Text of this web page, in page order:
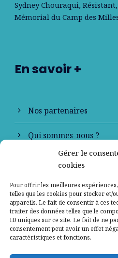
Gérer le
cookies
Pour offrir les meilleures
telles que les cookies pour stocker et/
appareils. Le fait de consentir à ces
traiter des données telles que le
ID uniques sur ce site. Le fait de ne
consentement peut avoir un effet
caractéristiques et fonctions.
Sydney Chouraqui,
Mémorial du Camp des
En savoir +
Nos partenaires
Qui sommes-nous ?
Contactez-nous
Mentions légales
Politique de